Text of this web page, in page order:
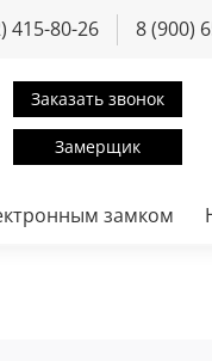
415-80-26 8 (900)
Заказать звонок
Замерщик
замком